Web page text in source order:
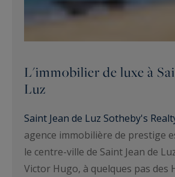
L'immobilier de luxe à
Luz
Saint Jean de Luz Sotheby's
agence immobilière de prestige
le centre-ville de Saint Jean de
Victor Hugo, à quelques pas des